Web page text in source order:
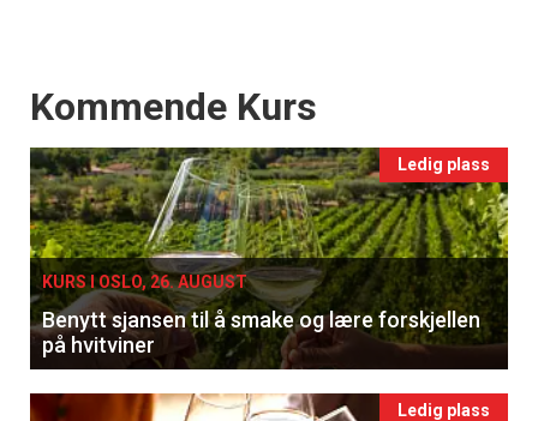
Events
Kommende Kurs
Ledig plass
KURS I OSLO, 26. AUGUST
Benytt sjansen til å smake og lære forskjellen
på hvitviner
Ledig plass